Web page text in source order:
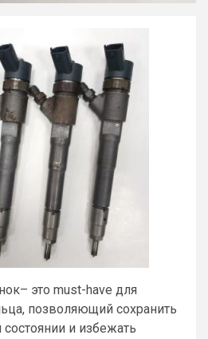
это must-have для
позволяющий сохранить
и избежать